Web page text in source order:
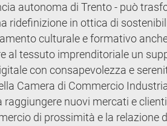
autonoma di Trento - può
ridefinizione in ottica di
culturale e formativo
al tessuto imprenditoriale un
con consapevolezza e
Camera di Commercio
nuovi mercati e
di prossimità e la relazione